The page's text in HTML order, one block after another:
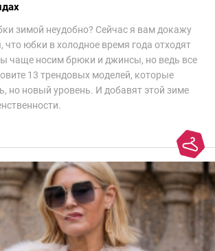
зимой неудобно? Сейчас я вам докажу
что юбки в холодное время года отходят
чаще носим брюки и джинсы, но ведь все
13 трендовых моделей, которые
но новый уровень. И добавят этой зиме